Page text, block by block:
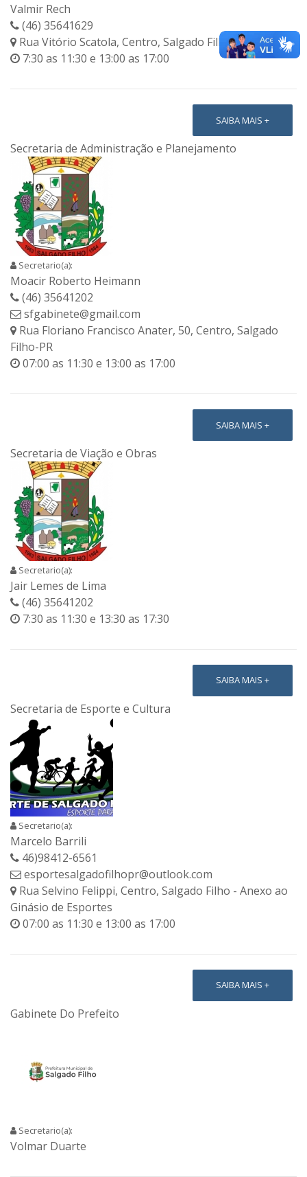
Valmir Rech
(46) 35641629
Rua Vitório Scatola, Centro, Salgado Filho-PR
7:30 as 11:30 e 13:00 as 17:00
SAIBA MAIS +
Secretaria de Administração e Planejamento
Secretario(a):
Moacir Roberto Heimann
(46) 35641202
sfgabinete@gmail.com
Rua Floriano Francisco Anater, 50, Centro, Salgado
Filho-PR
07:00 as 11:30 e 13:00 as 17:00
SAIBA MAIS +
Secretaria de Viação e Obras
Secretario(a):
Jair Lemes de Lima
(46) 35641202
7:30 as 11:30 e 13:30 as 17:30
SAIBA MAIS +
Secretaria de Esporte e Cultura
Secretario(a):
Marcelo Barrili
46)98412-6561
esportesalgadofilhopr@outlook.com
Rua Selvino Felippi, Centro, Salgado Filho - Anexo ao
Ginásio de Esportes
07:00 as 11:30 e 13:00 as 17:00
SAIBA MAIS +
Gabinete Do Prefeito
Secretario(a):
Volmar Duarte